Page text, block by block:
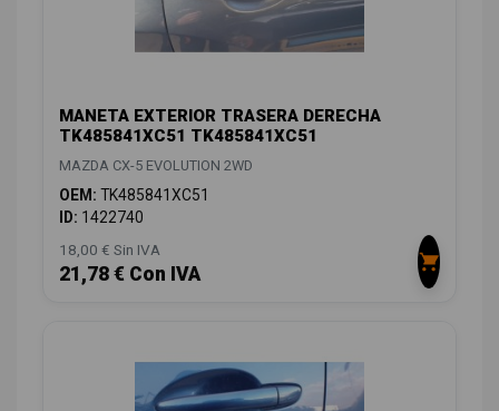
MANETA EXTERIOR TRASERA DERECHA
TK485841XC51 TK485841XC51
MAZDA CX-5 EVOLUTION 2WD
OEM: TK485841XC51
ID: 1422740
18,00 € Sin IVA
21,78 € Con IVA